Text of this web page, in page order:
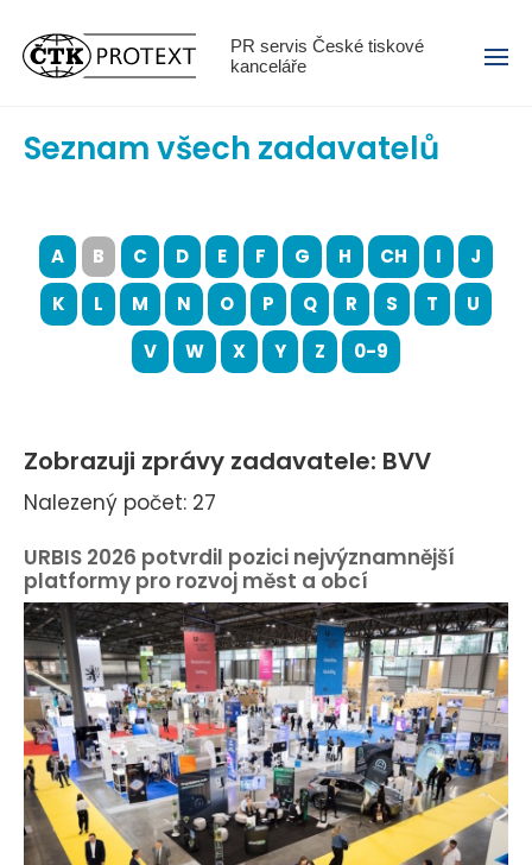
PR servis České tiskové
kanceláře
Menu
Seznam všech zadavatelů
A B C D E F G H CH I
J
K
L M N O P Q R S T
U
V
W X Y Z 0-9
Zobrazuji zprávy zadavatele: BVV
Nalezený počet: 27
URBIS 2026 potvrdil pozici nejvýznamnější
platformy pro rozvoj měst a obcí